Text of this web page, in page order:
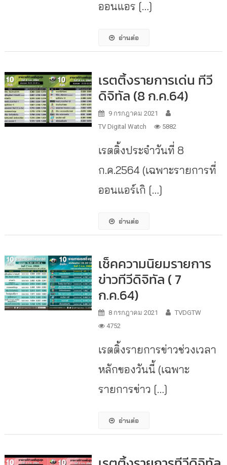
ออนแอร […]
อ่านต่อ
เรตติ้งรายการเด่น ทีวี
ดิจิทัล (8 ก.ค.64)
9 กรกฎาคม 2021
TV Digital Watch
5882
เรตติ้งประจำวันที่ 8
ก.ค.2564 (เฉพาะรายการที่
ออนแอร์เกิ […]
อ่านต่อ
เช็คความนิยมรายการ
ข่าวทีวีดิจิทัล ( 7
ก.ค.64)
8 กรกฎาคม 2021
TVDGTW
4752
เรตติ้งรายการข่าวช่วงเวลา
หลักของวันนี้ (เฉพาะ
รายการข่าว […]
อ่านต่อ